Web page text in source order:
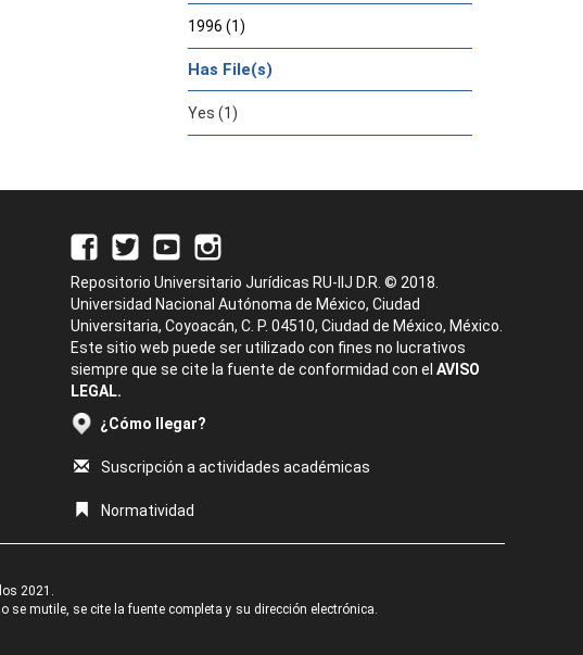
1996 (1)
Has File(s)
Yes (1)
Repositorio Universitario Jurídicas RU-IIJ D.R. © 2018.
Universidad Nacional Autónoma de México, Ciudad
Universitaria, Coyoacán, C. P. 04510, Ciudad de México, México.
Este sitio web puede ser utilizado con fines no lucrativos
siempre que se cite la fuente de conformidad con el AVISO
LEGAL.
¿Cómo llegar?
Suscripción a actividades académicas
Normatividad
2021.
mutile, se cite la fuente completa y su dirección electrónica.